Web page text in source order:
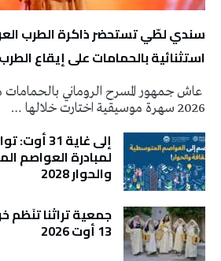
سندي لطّي تستحضر ذاكرة الطرب
استثنائية بالحمامات على إيقاع
2026 سهرة موسيقية اختارت خلالها …
إلى غاية
لمبادرة العواصم
والحوار 2028
جمعية تراثنا
13 أوت 2026